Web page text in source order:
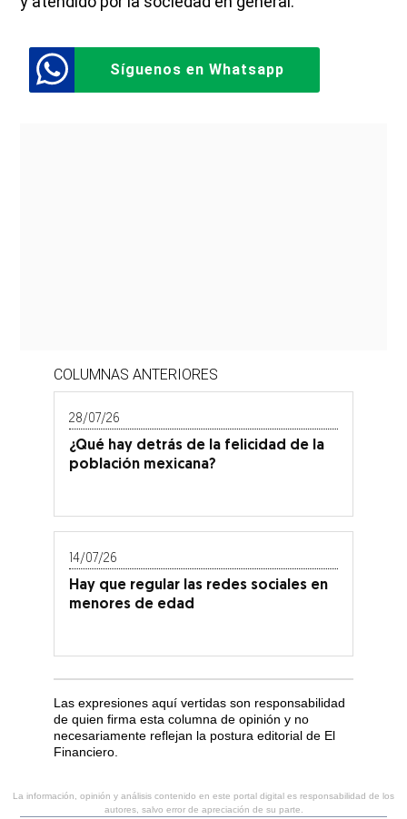
Síguenos en Whatsapp
COLUMNAS ANTERIORES
28/07/26
¿Qué hay detrás de la felicidad de la
población mexicana?
14/07/26
Hay que regular las redes sociales en
menores de edad
Las expresiones aquí vertidas son responsabilidad
de quien firma esta columna de opinión y no
necesariamente reflejan la postura editorial de El
Financiero.
La información, opinión y análisis contenido en este portal digital es responsabilidad de los
autores, salvo error de apreciación de su parte.